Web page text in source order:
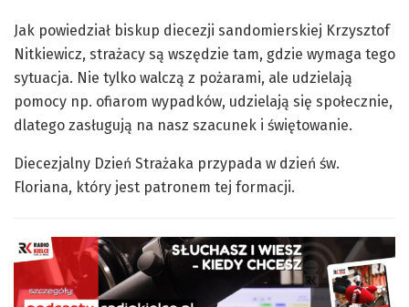
Jak powiedział biskup diecezji sandomierskiej Krzysztof
Nitkiewicz, strażacy są wszędzie tam, gdzie wymaga tego
sytuacja. Nie tylko walczą z pożarami, ale udzielają
pomocy np. ofiarom wypadków, udzielają się społecznie,
dlatego zasługują na nasz szacunek i świętowanie.
Diecezjalny Dzień Strażaka przypada w dzień św.
Floriana, który jest patronem tej formacji.